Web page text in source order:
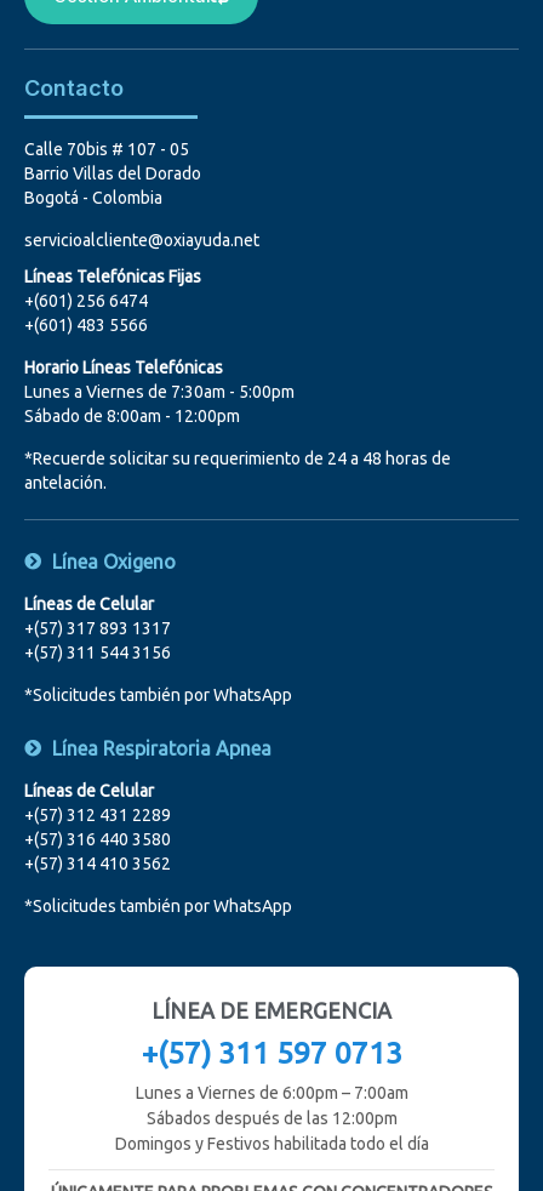
Contacto
Calle 70bis # 107 - 05
Barrio Villas del Dorado
Bogotá - Colombia
servicioalcliente@oxiayuda.net
Líneas Telefónicas Fijas
+(601) 256 6474
+(601) 483 5566
Horario Líneas Telefónicas
Lunes a Viernes de 7:30am - 5:00pm
Sábado de 8:00am - 12:00pm
*Recuerde solicitar su requerimiento de 24 a 48 horas de
antelación.
Línea Oxigeno
Líneas de Celular
+(57) 317 893 1317
+(57) 311 544 3156
*Solicitudes también por WhatsApp
Línea Respiratoria Apnea
Líneas de Celular
+(57) 312 431 2289
+(57) 316 440 3580
+(57) 314 410 3562
*Solicitudes también por WhatsApp
LÍNEA DE EMERGENCIA
+(57) 311 597 0713
Lunes a Viernes de 6:00pm – 7:00am
Sábados después de las 12:00pm
Domingos y Festivos habilitada todo el día